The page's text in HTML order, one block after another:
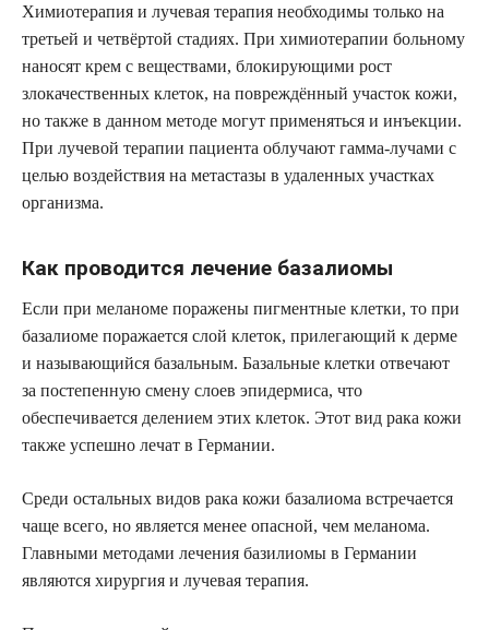
Химиотерапия и лучевая терапия необходимы только на
третьей и четвёртой стадиях. При химиотерапии больному
наносят крем с веществами, блокирующими рост
злокачественных клеток, на повреждённый участок кожи,
но также в данном методе могут применяться и инъекции.
При лучевой терапии пациента облучают гамма-лучами с
целью воздействия на метастазы в удаленных участках
организма.
Как проводится лечение базалиомы
Если при меланоме поражены пигментные клетки, то при
базалиоме поражается слой клеток, прилегающий к дерме
и называющийся базальным. Базальные клетки отвечают
за постепенную смену слоев эпидермиса, что
обеспечивается делением этих клеток. Этот вид рака кожи
также успешно лечат в Германии.
Среди остальных видов рака кожи базалиома встречается
чаще всего, но является менее опасной, чем меланома.
Главными методами лечения базилиомы в Германии
являются хирургия и лучевая терапия.